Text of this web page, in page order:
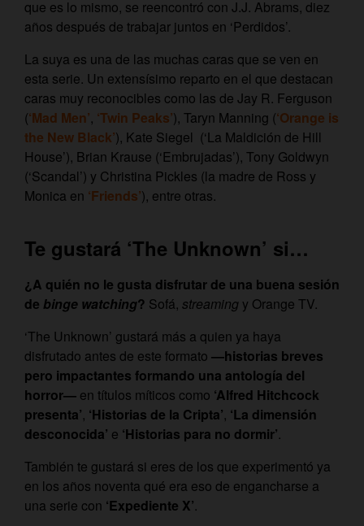
que es lo mismo, se reencontró con J.J. Abrams, diez
años después de trabajar juntos en ‘Perdidos’.
La suya es una de las muchas caras que se ven en
esta serie. Un extensísimo reparto en el que destacan
caras muy reconocibles como las de Jay R. Ferguson
(‘Mad Men’, ‘Twin Peaks’), Taryn Manning (‘Orange is
the New Black’), Kate Siegel (‘La Maldición de Hill
House’), Brian Krause (‘Embrujadas’), Tony Goldwyn
(‘Scandal’) y Christina Pickles (la madre de Ross y
Monica en ‘Friends’), entre otras.
Te gustará ‘The Unknown’ si…
¿A quién no le gusta disfrutar de una buena sesión
de binge watching? Sofá, streaming y Orange TV.
‘The Unknown’ gustará más a quien ya haya
disfrutado antes de este formato —historias breves
pero impactantes formando una antología del
horror— en títulos míticos como ‘Alfred Hitchcock
presenta’, ‘Historias de la Cripta’, ‘La dimensión
desconocida’ e ‘Historias para no dormir’.
También te gustará si eres de los que experimentó ya
en los años noventa qué era eso de engancharse a
una serie con ‘Expediente X’.